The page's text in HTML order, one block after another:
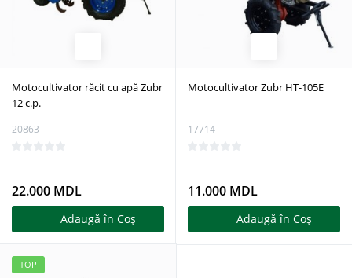
Motocultivator răcit cu apă Zubr
12 c.p.
20863
22.000 MDL
Adaugă în Coş
Motocultivator Zubr HT-105E
17714
11.000 MDL
Adaugă în Coş
TOP